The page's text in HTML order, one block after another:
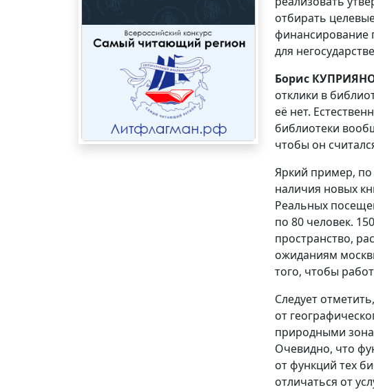
отбирать
финансирование
для
Борис
отклики в
её нет.
библиотеки
чтобы он
Яркий пример, по
наличия новых
Реальных
по 80 человек.
пространство,
ожиданиям
того, чтобы
Следует
от
природными
Очевидно, что
от функций тех
отличаться от